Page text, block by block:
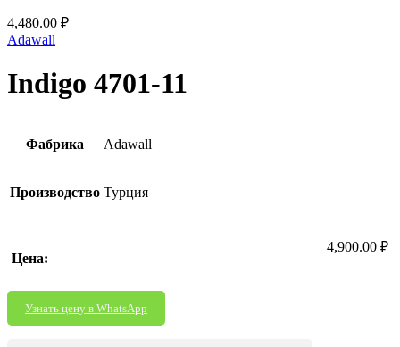
4,480.00 ₽
Adawall
Indigo 4701-11
Фабрика Adawall
Производство Турция
Цена:
4,900.00 ₽
Узнать цену в WhatsApp